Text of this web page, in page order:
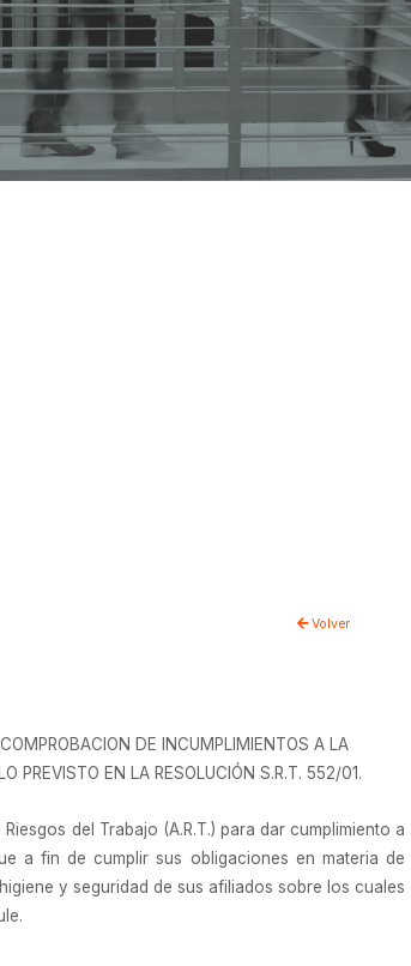
Volver
DE INCUMPLIMIENTOS A LA
PREVISTO EN LA RESOLUCIÓN S.R.T. 552/01.
del Trabajo (A.R.T.) para dar cumplimiento a
a fin de cumplir sus obligaciones en materia de
y seguridad de sus afiliados sobre los cuales